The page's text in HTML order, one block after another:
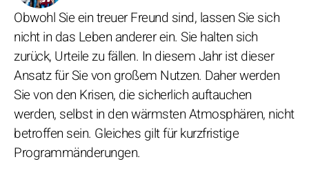
Obwohl Sie ein treuer Freund sind, lassen Sie sich
nicht in das Leben anderer ein. Sie halten sich
zurück, Urteile zu fällen. In diesem Jahr ist dieser
Ansatz für Sie von großem Nutzen. Daher werden
Sie von den Krisen, die sicherlich auftauchen
werden, selbst in den wärmsten Atmosphären, nicht
betroffen sein. Gleiches gilt für kurzfristige
Programmänderungen.